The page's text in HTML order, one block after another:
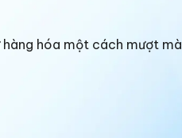
hóa một cách mượt mà